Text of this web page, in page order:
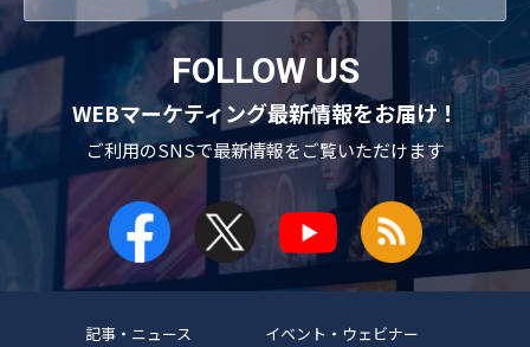
FOLLOW US
WEBマーケティング最新情報をお届け！
ご利用のSNSで最新情報をご覧いただけます
記事・ニュース イベント・ウェビナー